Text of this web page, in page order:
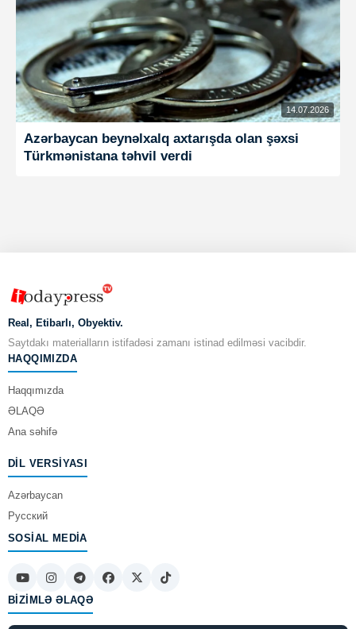
14.07.2026
Azərbaycan beynəlxalq axtarışda olan şəxsi
Türkmənistana təhvil verdi
Real, Etibarlı, Obyektiv.
Saytdakı materialların istifadəsi zamanı istinad edilməsi vacibdir.
HAQQIMIZDA
Haqqımızda
ƏLAQƏ
Ana səhifə
DIL VERSIYASI
Azərbaycan
Русский
SOSIAL MEDIA
BIZIMLƏ ƏLAQƏ